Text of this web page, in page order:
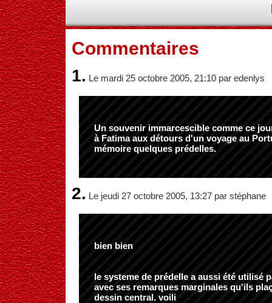
Commentaires
1. Le mardi 25 octobre 2005, 21:10 par edenlys
Un souvenir immarcescible comme ce
à Fatima aux détours d'un voyage au
mémoire quelques prédelles.
2. Le jeudi 27 octobre 2005, 13:27 par stéphane
bien bien
le systeme de prédelle a aussi été utilisé
avec ses remarques marginales qu'ils
dessin central. voili